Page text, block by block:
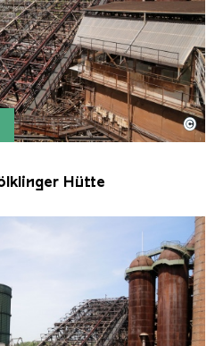
Völklinger Hütte mit
Völklinger Hütte | Karl
©
Hütte